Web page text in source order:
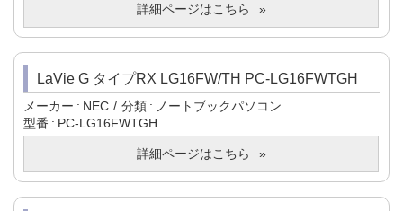
詳細ページはこちら
LaVie G タイプRX LG16FW/TH PC-LG16FWTGH
メーカー NEC 分類
ノートブックパソコン
型番
PC-LG16FWTGH
詳細ページはこちら